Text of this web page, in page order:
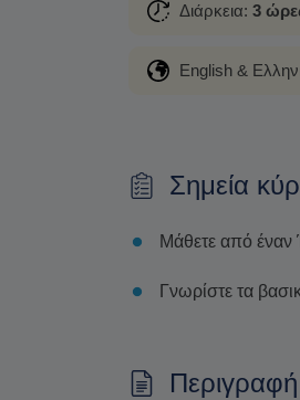
Διάρκεια: 3
English &
Σημεία
Μάθετε από έναν
Γνωρίστε τα
Περιγραφή